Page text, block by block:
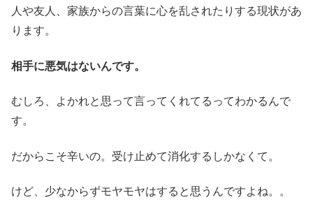
人や友人、家族からの言葉に心を乱されたりする現状があ
ります。
相手に悪気はないんです。
むしろ、よかれと思って言ってくれてるってわかるんで
す。
だからこそ辛いの。受け止めて消化するしかなくて。
けど、少なからずモヤモヤはすると思うんですよね。。